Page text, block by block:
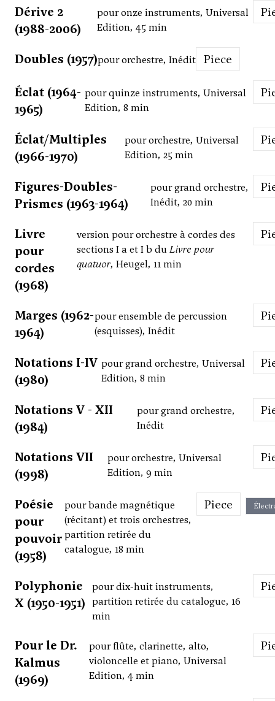
Dérive 2
(1988-2006)
pour onze instruments, Universal
Edition, 45 min
Doubles (1957)pour orchestre, Inédit Piece
Éclat (1964-
1965)
pour quinze instruments, Universal
Edition, 8 min
Éclat/Multiples
(1966-1970)
pour orchestre, Universal
Edition, 25 min
Figures-Doubles-
Prismes (1963-1964)
pour grand orchestre,
Inédit, 20 min
Livre
pour
cordes
(1968)
version pour orchestre à cordes des
sections I a et I b duLivre pour
quatuor, Heugel, 11 min
Marges (1962-
1964)
pour ensemble de percussion
(esquisses), Inédit
Notations I-IV
(1980)
pour grand orchestre, Universal
Edition, 8 min
Notations V - XII
(1984)
pour grand orchestre,
Inédit
Notations VII
(1998)
pour orchestre, Universal
Edition, 9 min
Poésie
pour
pouvoir
(1958)
pour bande magnétique
(récitant) et trois orchestres,
partition retirée du
catalogue, 18 min
Piece
Polyphonie
X (1950-1951)
pour dix-huit instruments,
partition retirée du catalogue, 16
min
Pour le Dr.
Kalmus
(1969)
pour flûte, clarinette, alto,
violoncelle et piano, Universal
Edition, 4 min